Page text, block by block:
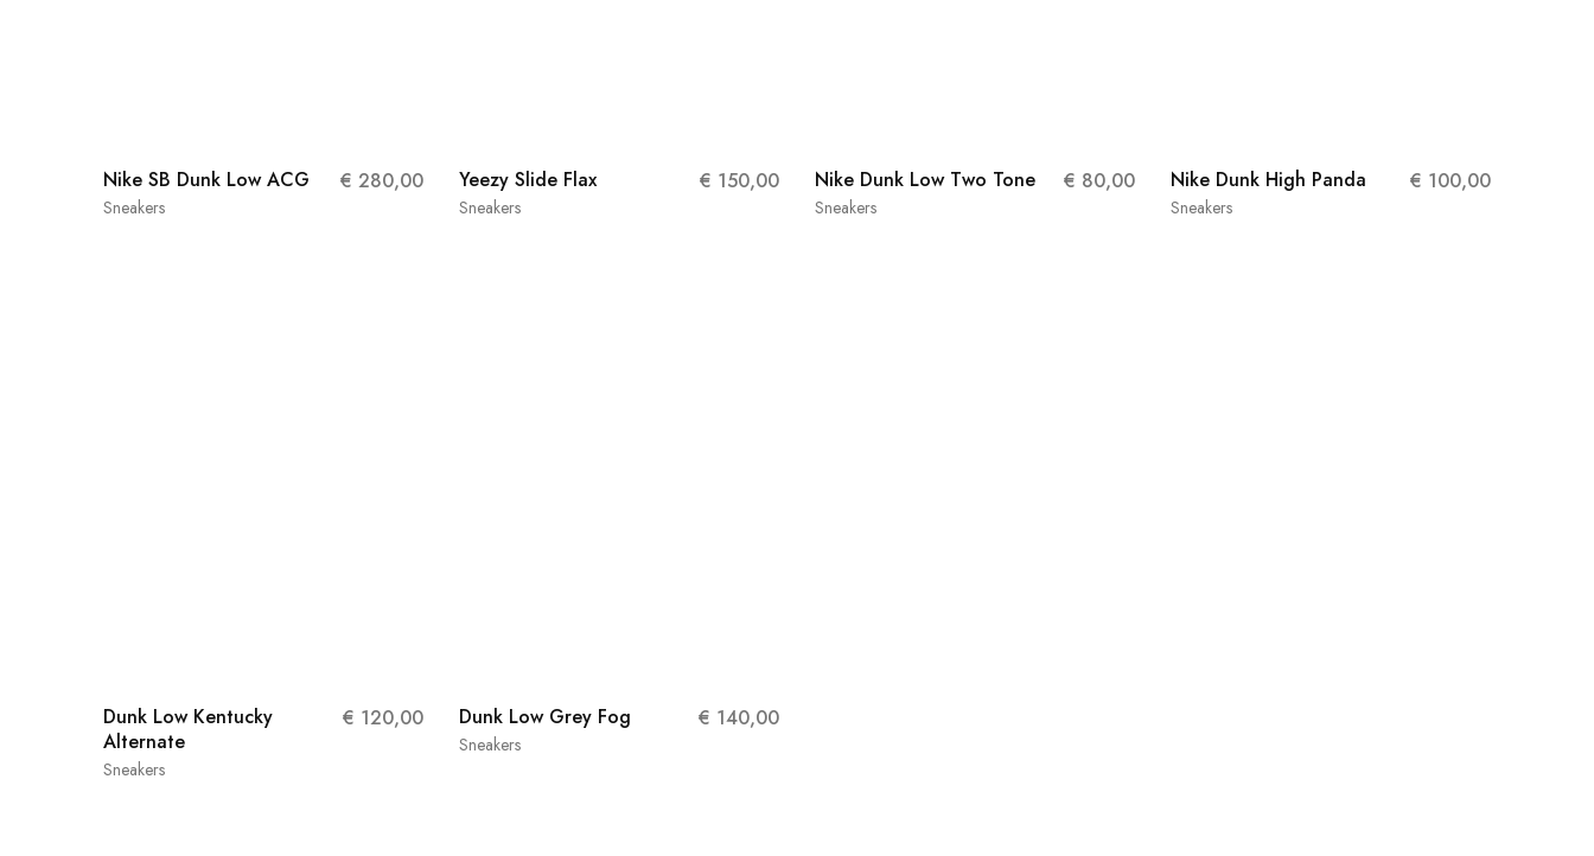
Sneakers
Nike SB Dunk Low ACG € 280,00
Sneakers
Yeezy Slide Flax € 150,00
Sneakers
Nike Dunk Low Two Tone € 80,00
Sneakers
Nike Dunk High Panda € 100,00
Sneakers
Dunk Low Kentucky
Alternate
€ 120,00
Sneakers
Dunk Low Grey Fog € 140,00